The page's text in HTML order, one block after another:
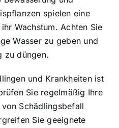
spielen eine
Wachstum. Achten Sie
Wasser zu geben und
zu düngen.
und Krankheiten ist
Sie regelmäßig Ihre
Schädlingsbefall
Sie geeignete